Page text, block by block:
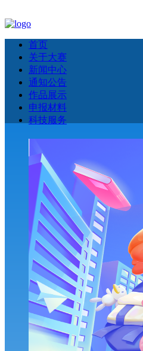
首页
关于大赛
新闻中心
通知公告
作品展示
申报材料
科技服务